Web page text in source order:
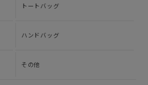
トートバッグ
ハンドバッグ
その他